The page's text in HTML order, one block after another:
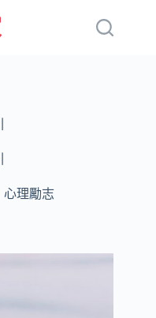
心理勵志